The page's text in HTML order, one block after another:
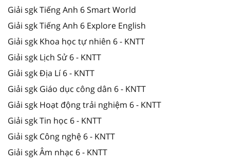
Giải sgk Tiếng Anh 6 Smart World
Giải sgk Tiếng Anh 6 Explore English
Giải sgk Khoa học tự nhiên 6 - KNTT
Giải sgk Lịch Sử 6 - KNTT
Giải sgk Địa Lí 6 - KNTT
Giải sgk Giáo dục công dân 6 - KNTT
Giải sgk Hoạt động trải nghiệm 6 - KNTT
Giải sgk Tin học 6 - KNTT
Giải sgk Công nghệ 6 - KNTT
Giải sgk Âm nhạc 6 - KNTT